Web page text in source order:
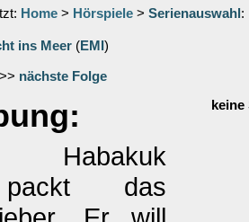
Home > Hörspiele > Serienauswahl :
ins Meer (EMI )
nächste Folge
Habakuk
das